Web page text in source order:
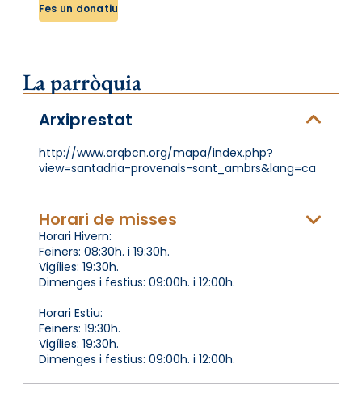
Fes un donatiu
La parròquia
Arxiprestat
http://www.arqbcn.org/mapa/index.php?
view=santadria-provenals-sant_ambrs&lang=ca
Horari de misses
Horari Hivern:
Feiners: 08:30h. i 19:30h.
Vigílies: 19:30h.
Dimenges i festius: 09:00h. i 12:00h.
Horari Estiu:
Feiners: 19:30h.
Vigílies: 19:30h.
Dimenges i festius: 09:00h. i 12:00h.